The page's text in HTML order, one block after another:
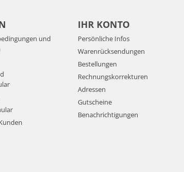
und
IHR KONTO
Persönliche Infos
Warenrücksendungen
Bestellungen
Rechnungskorrekturen
Adressen
Gutscheine
Benachrichtigungen